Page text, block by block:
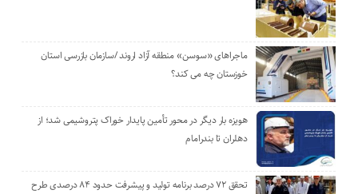
ماجراهای «سوسن» منطقه آزاد اروند /سازمان بازرسی استان
خوزستان چه می کند؟
هویزه بار دیگر در محور تأمین پایدار خوراک پتروشیمی شد؛ از
دهلران تا بندرامام
تحقق ۷۲ درصد برنامه تولید و پیشرفت حدود ۸۴ درصدی طرح